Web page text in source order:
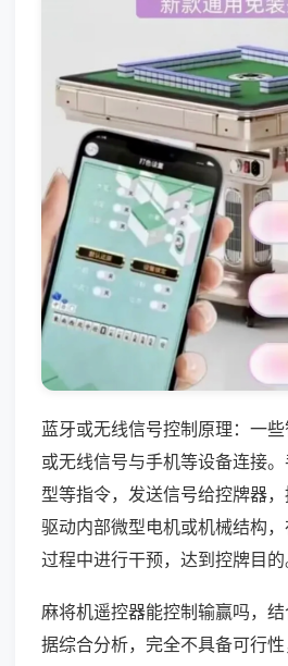
蓝牙或无线信号控制原理：一
或无线信号与手机等设备连接
型等指令，发送信号给控牌器
驱动内部微型电机或机械结构
过程中进行干预，达到控牌目的
麻将机遥控器能控制输赢吗，
据综合分析，完全不具备可行